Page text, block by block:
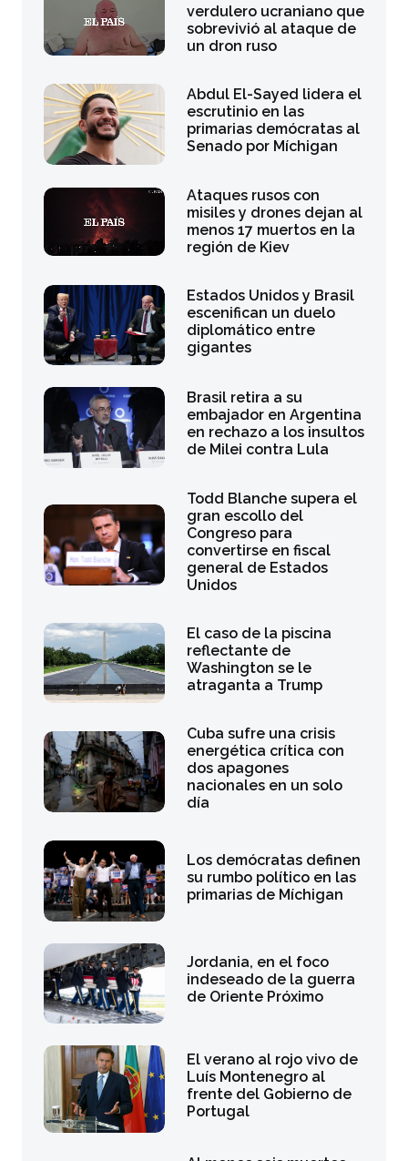
verdulero ucraniano que
sobrevivió al ataque de
un dron ruso
Abdul El-Sayed lidera el
escrutinio en las
primarias demócratas al
Senado por Míchigan
Ataques rusos con
misiles y drones dejan al
menos 17 muertos en la
región de Kiev
Estados Unidos y Brasil
escenifican un duelo
diplomático entre
gigantes
Brasil retira a su
embajador en Argentina
en rechazo a los insultos
de Milei contra Lula
Todd Blanche supera el
gran escollo del
Congreso para
convertirse en fiscal
general de Estados
Unidos
El caso de la piscina
reflectante de
Washington se le
atraganta a Trump
Cuba sufre una crisis
energética crítica con
dos apagones
nacionales en un solo
día
Los demócratas definen
su rumbo político en las
primarias de Míchigan
Jordania, en el foco
indeseado de la guerra
de Oriente Próximo
El verano al rojo vivo de
Luís Montenegro al
frente del Gobierno de
Portugal